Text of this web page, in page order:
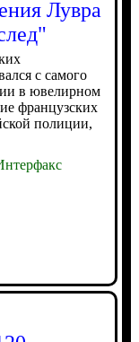
Лувра
с самого
в ювелирном
французских
полиции,